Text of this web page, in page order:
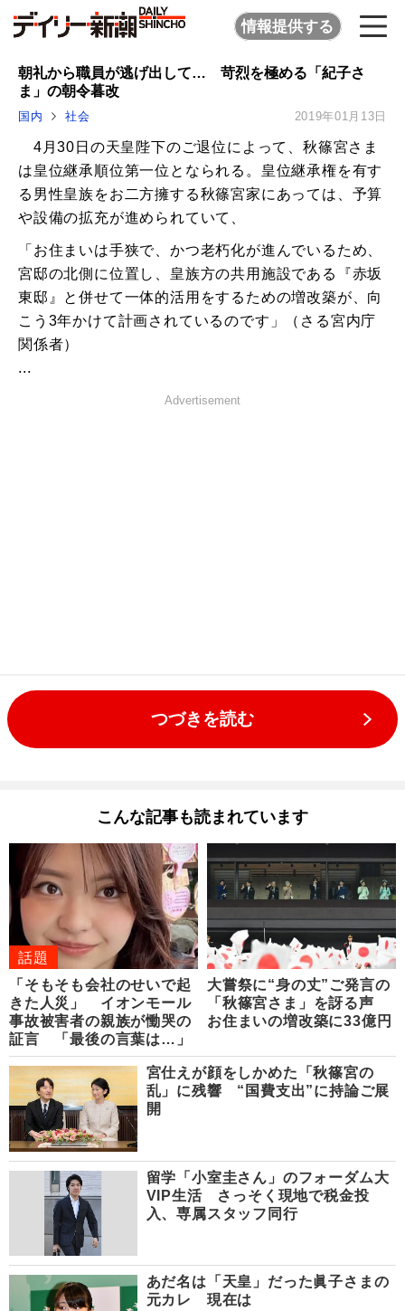
情報提供する
朝礼から職員が逃げ出して… 苛烈を極める「紀子さ
ま」の朝令暮改
国内 社会 2019年01月13日
4月30日の天皇陛下のご退位によって、秋篠宮さま
は皇位継承順位第一位となられる。皇位継承権を有す
る男性皇族をお二方擁する秋篠宮家にあっては、予算
や設備の拡充が進められていて、
「お住まいは手狭で、かつ老朽化が進んでいるため、
宮邸の北側に位置し、皇族方の共用施設である『赤坂
東邸』と併せて一体的活用をするための増改築が、向
こう3年かけて計画されているのです」（さる宮内庁
関係者）
...
Advertisement
つづきを読む
こんな記事も読まれています
話題
「そもそも会社のせいで起
きた人災」 イオンモール
事故被害者の親族が慟哭の
証言 「最後の言葉は…」
大嘗祭に“身の丈”ご発言の
「秋篠宮さま」を訝る声
お住まいの増改築に33億円
宮仕えが顔をしかめた「秋篠宮の
乱」に残響 “国費支出”に持論ご展
開
留学「小室圭さん」のフォーダム大
VIP生活 さっそく現地で税金投
入、専属スタッフ同行
あだ名は「天皇」だった眞子さまの
元カレ 現在は